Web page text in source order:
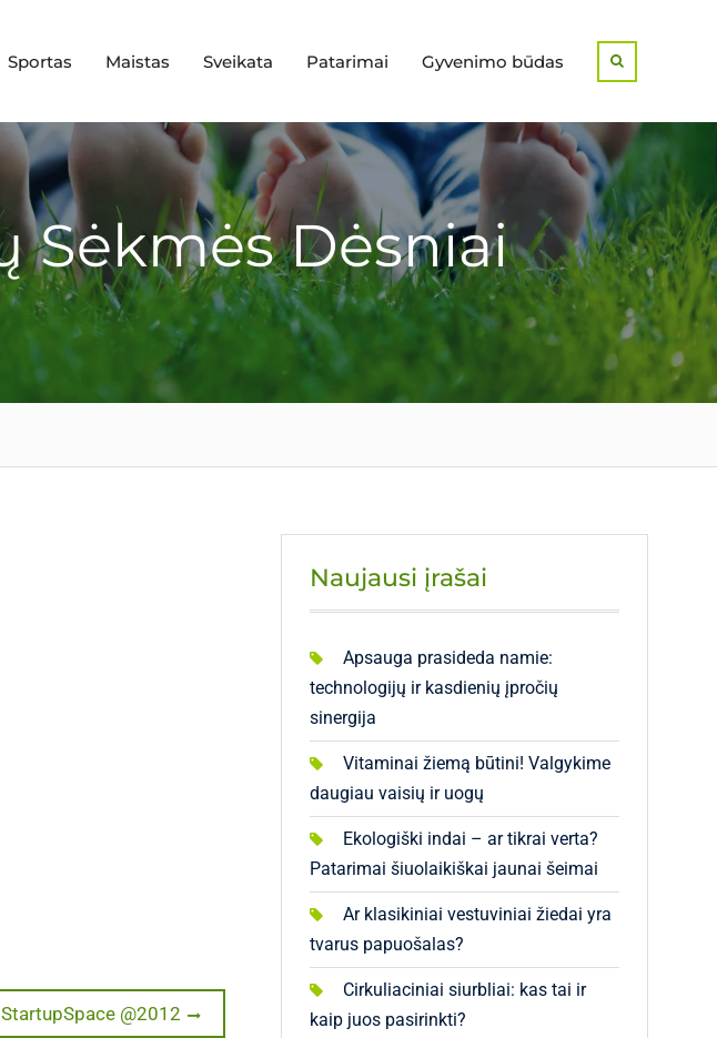
Sportas Maistas Sveikata Patarimai Gyvenimo būdas
Sėkmės Dėsniai
@2012
Naujausi įrašai
Apsauga prasideda namie:
technologijų ir kasdienių įpročių
sinergija
Vitaminai žiemą būtini! Valgykime
daugiau vaisių ir uogų
Ekologiški indai – ar tikrai verta?
Patarimai šiuolaikiškai jaunai šeimai
Ar klasikiniai vestuviniai žiedai yra
tvarus papuošalas?
Cirkuliaciniai siurbliai: kas tai ir
kaip juos pasirinkti?